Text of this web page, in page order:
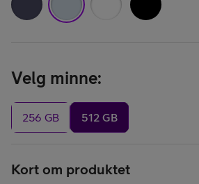
Velg minne:
256 GB 512 GB
Kort om produktet